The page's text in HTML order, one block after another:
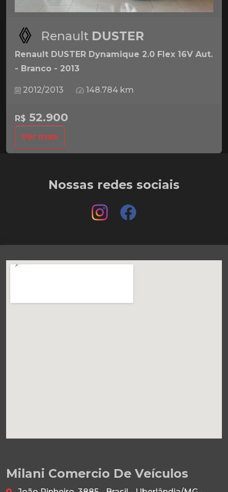
Renault DUSTER
Renault DUSTER Dynamique 2.0 Flex 16V Aut.
- Branco - 2013
2012/2013 148.784 km
R$ 52.900
Ver mais
Nossas redes sociais
Milani Comercio De Veículos